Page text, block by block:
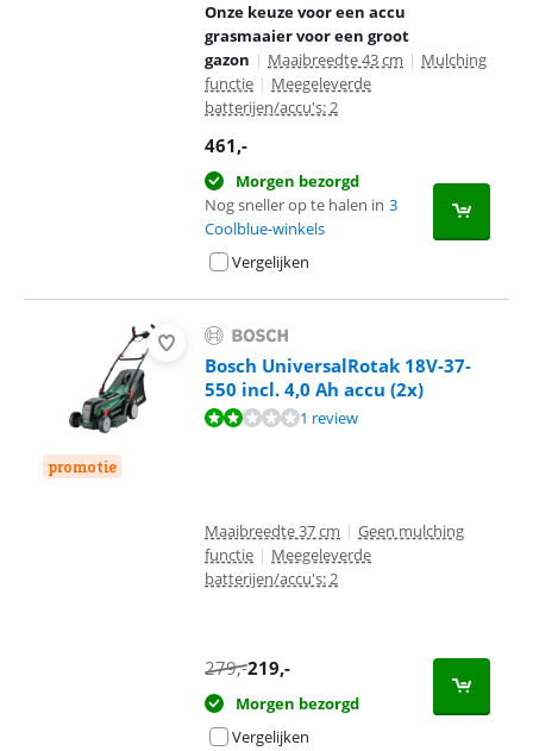
Onze keuze voor een accu
grasmaaier voor een groot
gazon | Maaibreedte 43 cm | Mulching
functie | Meegeleverde
batterijen/accu's: 2
461,-
Morgen bezorgd
Nog sneller op te halen in 3
Coolblue-winkels
Vergelijken
promotie
Bosch UniversalRotak 18V-37-
550 incl. 4,0 Ah accu (2x)
Beoordeling is 4,4 van de 10, gebaseerd op 1 review.
1 review
Maaibreedte 37 cm | Geen mulching
functie | Meegeleverde
batterijen/accu's: 2
279,-219,-
Morgen bezorgd
Vergelijken